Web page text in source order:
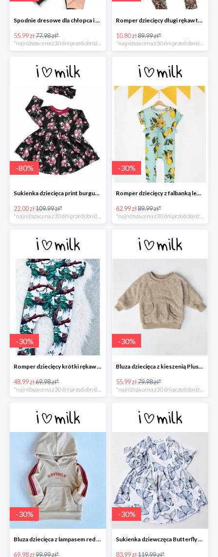
Spodnie dresowe dla chłopca i dziewczynki -30%
55.99 zł77.98 zł*
Romper dziecięcy długi rękaw tatoo print -88%
10.80 zł89.99 zł*
-80%
Sukienka dziecięca print burgundy flower -80%
22.00 zł109.99 zł*
*najniższa cena z 30 dni przed obniżką
-30%
Romper dziecięcy z falbanką lemonade print -30%
62.99 zł89.99 zł*
*najniższa cena z 30 dni przed obniżką
-30%
Romper dziecięcy krótki rękaw "leopard" -30%
48.99 zł69.98 zł*
-30%
Bluza dziecięca z kieszenią Plush Beżowa -30%
55.99 zł79.98 zł*
-30%
Bluza dziecięca z lampasem red Beżowa -30%
69.98 zł99.99 zł*
-30%
Sukienka dziewczęca Butterfly print Błękitna -30%
83.99 zł119.99 zł*